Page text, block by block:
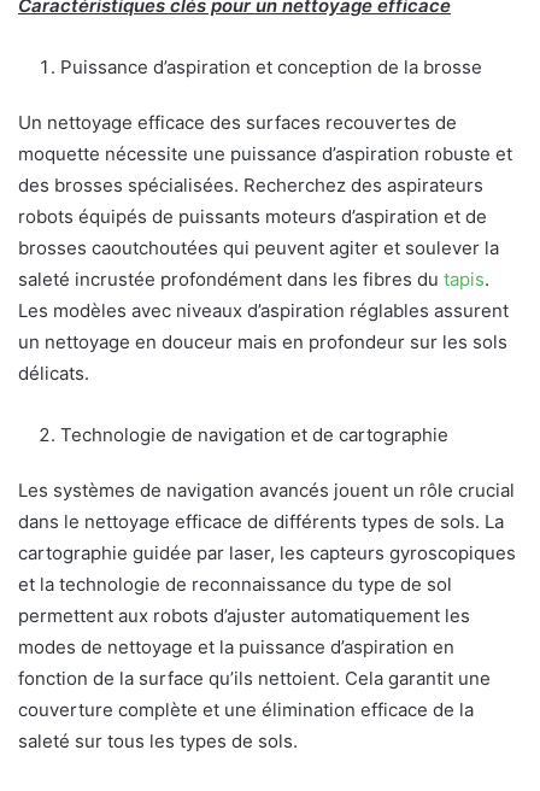
Caractéristiques clés pour un nettoyage efficace
Puissance d’aspiration et conception de la brosse
Un nettoyage efficace des surfaces recouvertes de
moquette nécessite une puissance d’aspiration robuste et
des brosses spécialisées. Recherchez des aspirateurs
robots équipés de puissants moteurs d’aspiration et de
brosses caoutchoutées qui peuvent agiter et soulever la
saleté incrustée profondément dans les fibres du tapis.
Les modèles avec niveaux d’aspiration réglables assurent
un nettoyage en douceur mais en profondeur sur les sols
délicats.
Technologie de navigation et de cartographie
Les systèmes de navigation avancés jouent un rôle crucial
dans le nettoyage efficace de différents types de sols. La
cartographie guidée par laser, les capteurs gyroscopiques
et la technologie de reconnaissance du type de sol
permettent aux robots d’ajuster automatiquement les
modes de nettoyage et la puissance d’aspiration en
fonction de la surface qu’ils nettoient. Cela garantit une
couverture complète et une élimination efficace de la
saleté sur tous les types de sols.